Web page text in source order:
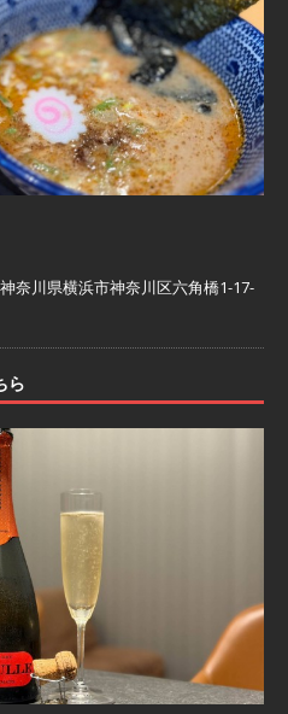
奈川県横浜市神奈川区六角橋1-17-
ら